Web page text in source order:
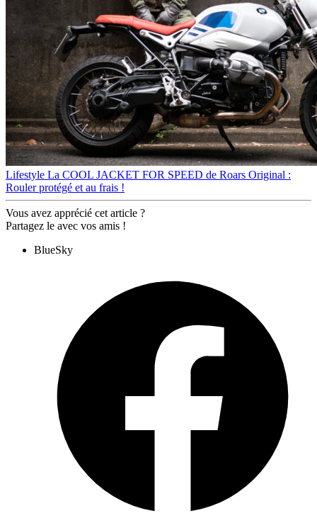
Lifestyle La COOL JACKET FOR SPEED de Roars Original :
Rouler protégé et au frais !
Vous avez apprécié cet article ?
Partagez le avec vos amis !
BlueSky